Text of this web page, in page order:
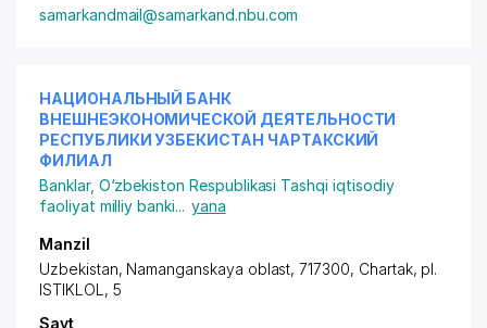
samarkandmail@samarkand.nbu.com
НАЦИОНАЛЬНЫЙ БАНК
ВНЕШНЕЭКОНОМИЧЕСКОЙ ДЕЯТЕЛЬНОСТИ
РЕСПУБЛИКИ УЗБЕКИСТАН ЧАРТАКСКИЙ
ФИЛИАЛ
Banklar, O‘zbekiston Respublikasi Tashqi iqtisodiy
faoliyat milliy banki... yana
Manzil
Uzbekistan, Namanganskaya oblast, 717300, Chartak, pl.
ISTIKLOL , 5
Sayt